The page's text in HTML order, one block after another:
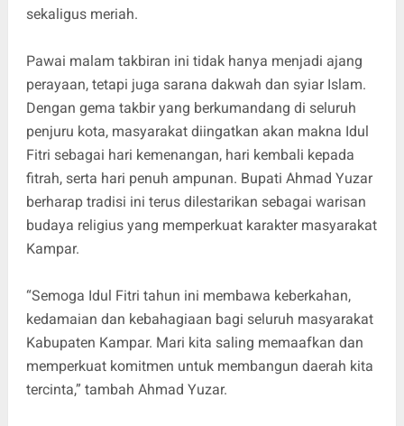
sekaligus meriah.
Pawai malam takbiran ini tidak hanya menjadi ajang
perayaan, tetapi juga sarana dakwah dan syiar Islam.
Dengan gema takbir yang berkumandang di seluruh
penjuru kota, masyarakat diingatkan akan makna Idul
Fitri sebagai hari kemenangan, hari kembali kepada
fitrah, serta hari penuh ampunan. Bupati Ahmad Yuzar
berharap tradisi ini terus dilestarikan sebagai warisan
budaya religius yang memperkuat karakter masyarakat
Kampar.
“Semoga Idul Fitri tahun ini membawa keberkahan,
kedamaian dan kebahagiaan bagi seluruh masyarakat
Kabupaten Kampar. Mari kita saling memaafkan dan
memperkuat komitmen untuk membangun daerah kita
tercinta,” tambah Ahmad Yuzar.